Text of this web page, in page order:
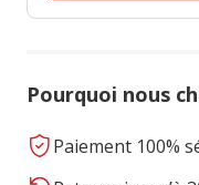
Pourquoi nous
Paiement 100%